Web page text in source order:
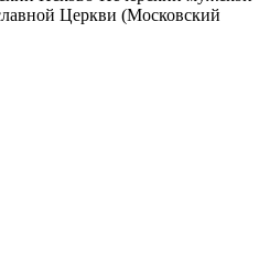
Церкви (Московский